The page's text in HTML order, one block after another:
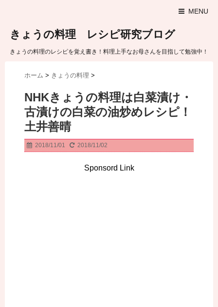
MENU
きょうの料理 レシピ研究ブログ
きょうの料理のレシピを覚え書き！料理上手なお母さんを目指して勉強中！
ホーム > きょうの料理 >
NHKきょうの料理は白菜漬け・
古漬けの白菜の油炒めレシピ！
土井善晴
2018/11/01 2018/11/02
Sponsord Link